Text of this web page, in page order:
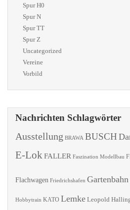
Spur H0
Spur N
Spur TT
Spur Z
Uncategorized
Vereine
Vorbild
Nachrichten Schlagwörter
Ausstellung BRAWA BUSCH
E-LokFALLER Faszination Modellbau
Flachwagen Friedrichshafen Gartenbahn
Hobbytrain KATO Lemke Leopold